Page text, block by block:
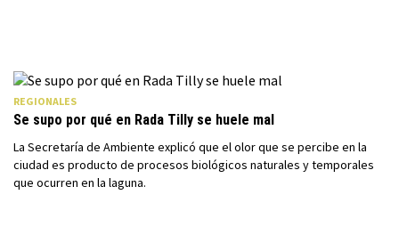
REGIONALES
Se supo por qué en Rada Tilly se huele mal
La Secretaría de Ambiente explicó que el olor que se percibe en la
ciudad es producto de procesos biológicos naturales y temporales
que ocurren en la laguna.